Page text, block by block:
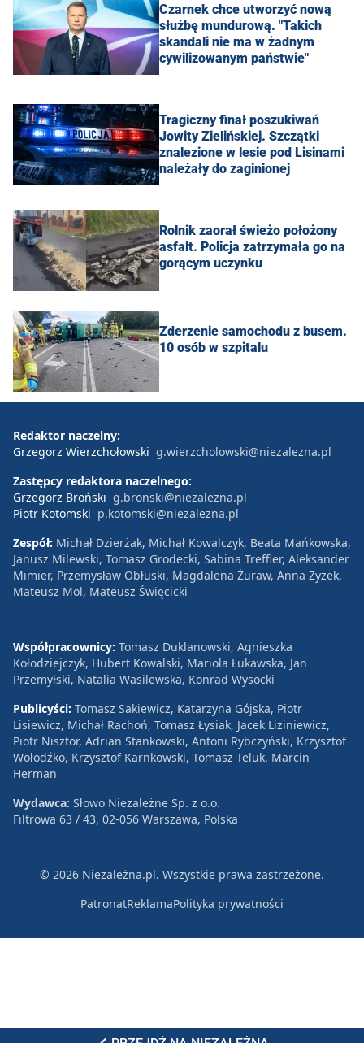
Czarnek chce utworzyć nową
służbę mundurową. "Takich
skandali nie ma w żadnym
cywilizowanym państwie"
Tragiczny finał poszukiwań
Jowity Zielińskiej. Szczątki
znalezione w lesie pod Lisinami
należały do zaginionej
Rolnik zaorał świeżo położony
asfalt. Policja zatrzymała go na
gorącym uczynku
Zderzenie samochodu z busem.
10 osób w szpitalu
Redaktor naczelny:
Grzegorz Wierzchołowski g.wierzcholowski@niezalezna.pl
Zastępcy redaktora naczelnego:
Grzegorz Broński g.bronski@niezalezna.pl
Piotr Kotomski p.kotomski@niezalezna.pl
Zespół: Michał Dzierżak, Michał Kowalczyk, Beata Mańkowska,
Janusz Milewski, Tomasz Grodecki, Sabina Treffler, Aleksander
Mimier, Przemysław Obłuski, Magdalena Żuraw, Anna Zyzek,
Mateusz Mol, Mateusz Święcicki
Współpracownicy: Tomasz Duklanowski, Agnieszka
Kołodziejczyk, Hubert Kowalski, Mariola Łukawska, Jan
Przemyłski, Natalia Wasilewska, Konrad Wysocki
Publicyści: Tomasz Sakiewicz, Katarzyna Gójska, Piotr
Lisiewicz, Michał Rachoń, Tomasz Łysiak, Jacek Liziniewicz,
Piotr Nisztor, Adrian Stankowski, Antoni Rybczyński, Krzysztof
Wołodźko, Krzysztof Karnkowski, Tomasz Teluk, Marcin
Herman
Wydawca: Słowo Niezależne Sp. z o.o.
Filtrowa 63 / 43, 02-056 Warszawa, Polska
© 2026 Niezależna.pl. Wszystkie prawa zastrzeżone.
PatronatReklamaPolityka prywatności